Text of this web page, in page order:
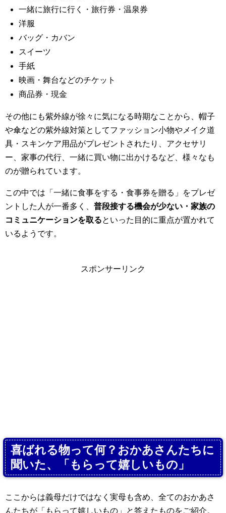
一緒に旅行に行く・旅行券・温泉券
洋服
バッグ・カバン
スイーツ
手紙
映画・舞台などのチケット
商品券・現金
その他にも紫外線が徐々に気になる時期なことから、帽子
や傘などの紫外線対策としてファッション小物やメイク道
具・スキンケア用品がプレゼントされたり、アクセサリ
ー、家事の代行、一緒に買い物に出かけるなど、様々なも
のが贈られています。
この中では「一緒に食事をする・食事券を贈る」をプレゼ
ントした人が一番多く、 普段接する機会が少ない・家族の
コミュニケーションを取るといった目的に重点が置かれて
いるようです。
スポンサーリンク
喜ばれる物って何？おかあさんたちに
聞いた、「もらって嬉しいもの」
ここからは義母だけではなく実母も含め、全てのおかあさ
んたちが「もらって嬉しいもの」と答えたものをご紹介。